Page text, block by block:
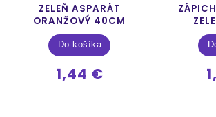
ZELEŇ ASPARÁT
ORANŽOVÝ 40CM
1,44 €
Do košíka